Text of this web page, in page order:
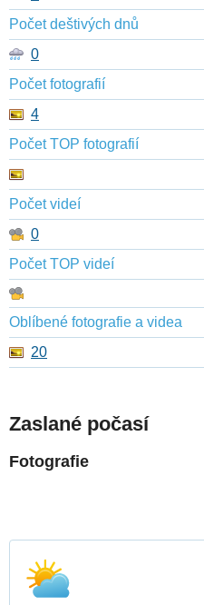
Počet deštivých dnů
0
Počet fotografií
4
Počet TOP fotografií
Počet videí
0
Počet TOP videí
Oblíbené fotografie a videa
20
Zaslané počasí
Fotografie